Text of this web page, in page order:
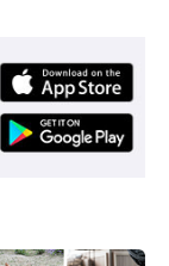
をしたという声
、そのようなと